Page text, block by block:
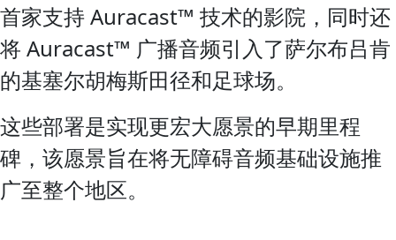
首家支持 Auracast™ 技术的影院，同时还
将 Auracast™ 广播音频引入了萨尔布吕肯
的基塞尔胡梅斯田径和足球场。
这些部署是实现更宏大愿景的早期里程
碑，该愿景旨在将无障碍音频基础设施推
广至整个地区。